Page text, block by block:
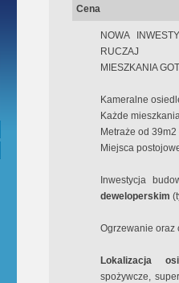
Cena
NOWA
RUCZAJ
MIESZKANIA
Kameralne
Każde
Metraże od
Miejsca
Inwestycja
deweloperskim
Ogrzewanie oraz
Lokalizacja
spożywcze,